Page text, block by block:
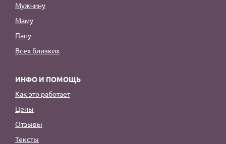
Мужчину
Маму
Папу
Всех близких
ИНФО И ПОМОЩЬ
Как это работает
Цены
Отзывы
Тексты